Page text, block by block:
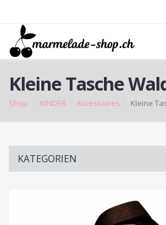
Kleine Tasche
Shop KINDER Accessoires Kleine
KATEGORIEN